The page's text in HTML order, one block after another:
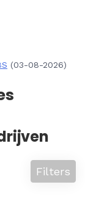
(03-08-2026)
Filters